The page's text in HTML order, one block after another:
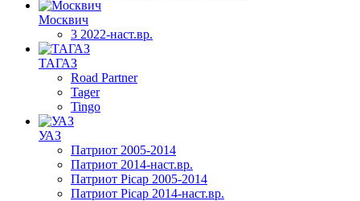
Москвич
3 2022-наст.вр.
ТАГАЗ
Road Partner
Tager
Tingo
УАЗ
Патриот 2005-2014
Патриот 2014-наст.вр.
Патриот Picap 2005-2014
Патриот Picap 2014-наст.вр.